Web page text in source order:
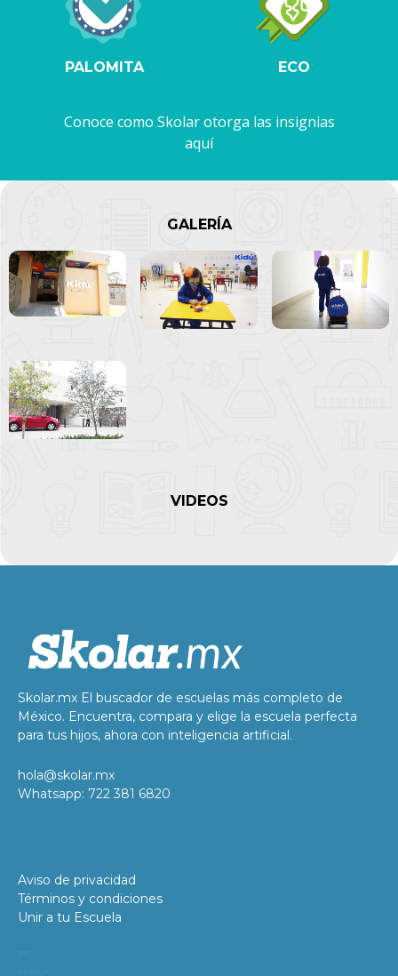
PALOMITA ECO
Conoce como Skolar otorga las insignias
aquí
GALERÍA
VIDEOS
Skolar.mx El buscador de escuelas más completo de
México. Encuentra, compara y elige la escuela perfecta
para tus hijos, ahora con inteligencia artificial.
hola@skolar.mx
Whatsapp: 722 381 6820
Aviso de privacidad
Términos y condiciones
Unir a tu Escuela